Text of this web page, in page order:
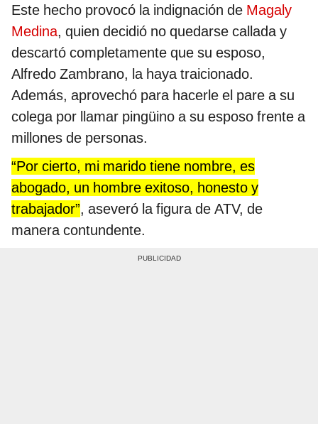
Este hecho provocó la indignación de Magaly
Medina, quien decidió no quedarse callada y
descartó completamente que su esposo,
Alfredo Zambrano, la haya traicionado.
Además, aprovechó para hacerle el pare a su
colega por llamar pingüino a su esposo frente a
millones de personas.
“Por cierto, mi marido tiene nombre, es
abogado, un hombre exitoso, honesto y
trabajador”, aseveró la figura de ATV, de
manera contundente.